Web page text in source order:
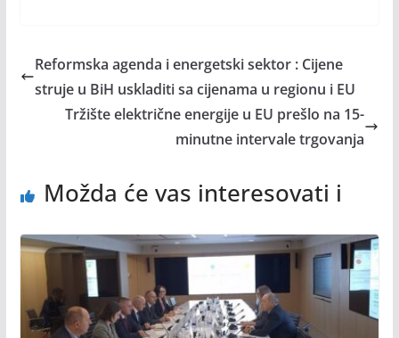
Reformska agenda i energetski sektor : Cijene
struje u BiH uskladiti sa cijenama u regionu i EU
Tržište električne energije u EU prešlo na 15-
minutne intervale trgovanja
Možda će vas interesovati i